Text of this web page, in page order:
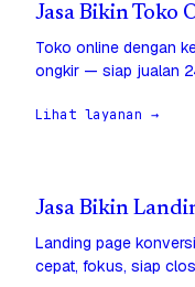
Jasa Bikin Toko
Toko online dengan
ongkir — siap jualan
Lihat layanan →
Jasa Bikin
Landing page
cepat, fokus, siap